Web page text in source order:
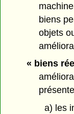
biens
objets
« biens
a) les